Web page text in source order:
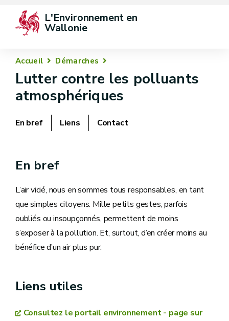
L'Environnement en
Wallonie
Accueil Démarches
Lutter contre les polluants
atmosphériques
En bref Liens Contact
En bref
L’air vicié, nous en sommes tous responsables, en tant
que simples citoyens. Mille petits gestes, parfois
oubliés ou insoupçonnés, permettent de moins
s’exposer à la pollution. Et, surtout, d’en créer moins au
bénéfice d’un air plus pur.
Liens utiles
Consultez le portail environnement - page sur